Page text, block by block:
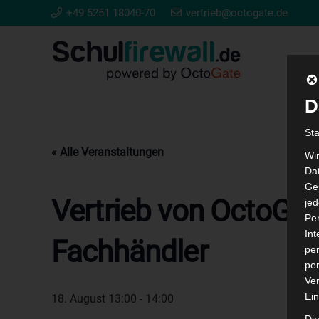
+49 5251 18040-70 vertrieb@octogate.de
« Alle Veranstaltungen
Vertrieb von
Fachhändler
18. August 13:00 - 14:00